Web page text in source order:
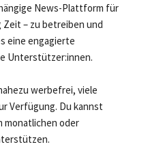
News-Plattform für
– zu betreiben und
eine engagierte
Unterstützer:innen.
werbefrei, viele
Verfügung. Du kannst
monatlichen oder